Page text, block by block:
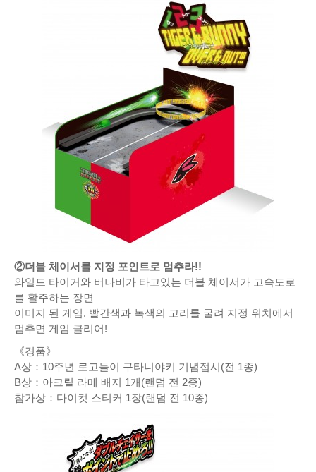
②더블 체이서를 지정 포인트로 멈추라!!
와일드 타이거와 버나비가 타고있는 더블 체이서가 고속도로
를 활주하는 장면
이미지 된 게임. 빨간색과 녹색의 고리를 굴려 지정 위치에서
멈추면 게임 클리어!
《경품》
A상：10주년 로고들이 구타니야키 기념접시(전 1종)
B상：아크릴 라메 배지 1개(랜덤 전 2종)
참가상：다이컷 스티커 1장(랜덤 전 10종)